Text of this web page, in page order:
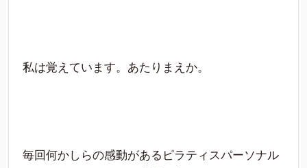
私は覚えています。あたりまえか。
毎回何かしらの感動があるピラティスパーソナル